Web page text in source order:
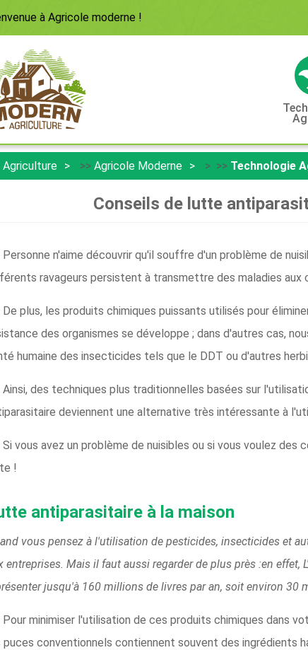
à Agricole moderne !
Agriculture >> Agricole Moderne > >> Technologie
Conseils de lutte
Personne n'aime découvrir qu'il souffre d'un problème de
ravageurs persistent à transmettre des maladies aux
De plus, les produits chimiques puissants utilisés pour
des organismes se développe ; dans d'autres cas,
humaine des insecticides tels que le DDT ou d'autres
Ainsi, des techniques plus traditionnelles basées sur
deviennent une alternative très intéressante à
Si vous avez un problème de nuisibles ou si vous voulez des
!
antiparasitaire à la maison
vous pensez à l'utilisation de pesticides, insecticides et
entreprises. Mais il faut aussi regarder de plus près :en
jusqu'à 160 millions de livres par an, soit environ 30
Pour minimiser l'utilisation de ces produits chimiques dans
puces conventionnels contiennent souvent des ingrédients